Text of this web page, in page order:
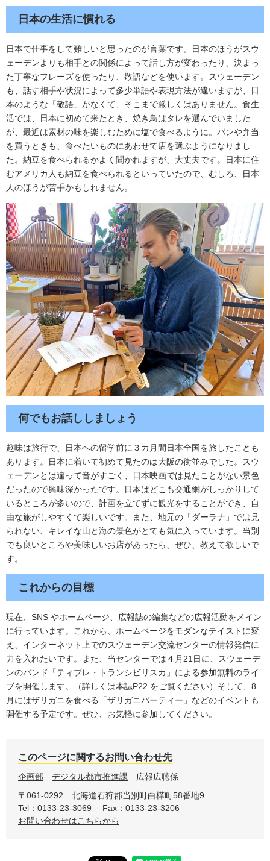
日本の生活に慣れる
日本で仕事をして難しいと思ったのが言葉です。日本のほうがスウ
ェーデンよりも相手との関係によって話し方が変わったり、決まっ
た丁寧なフレーズを使ったり、敬語などを使います。スウェーデン
も、話す相手や状況によって多少単語や表現方法が違いますが、日
本のような「敬語」がなくて、そこまで厳しくはありません。食生
活では、日本に初めて来たとき、焼き鳥はタレを選んでいました
が、最近は素材の味を楽しむために塩で食べるように。パンや弁当
を買うときも、食べたいものにあわせて店を選ぶようになりまし
た。納豆を食べられるかよく聞かれますが、大丈夫です。日本に住
むアメリカ人も納豆を食べられるといっていたので、むしろ、日本
人のほうが苦手かもしれません。
何でもお話ししましょう
​​趣味は旅行で、日本への留学前に３カ月間日本全国を旅したことも
あります。日本に着いて初めて見たのは大阪の街並みでした。スウ
ェーデンとは違って音がすごく、日本映画では見たことがない景色
だったので興味深かったです。日本はどこも交通網がしっかりして
いるところが多いので、計画を立てずに観光をすることができ、自
由な旅がしやすくて楽しいです。また、地元の「ダーラナ」では見
られない、キレイな山と海の景色がとても気に入っています。当別
でも良いところや美味しいお店があったら、ぜひ、教えて欲しいで
す。
これからの目標
現在、SNS やホームページ、広報誌の編集などの広報活動をメイン
に行っています。これから、ホームページをモダンなテイストに変
え、インターネット上でのスウェーデン交流センターの情報発信に
力を入れたいです。また、当センターでは４月21日に、スウェーデ
ンのバンド「ティブレ・トランシビリスカ」による参加無料のライ
ブを開催します。（詳しくは本誌P22 をご覧ください）そして、8
月にはザリガニを食べる「ザリガニパーティー」などのイベントも
開催する予定です。ぜひ、お気軽に参加してください。
このページに関するお問い合わせ先
企画部 デジタル都市推進課
広報広聴係
〒061-0292
北海道石狩郡当別町白樺町58番地9
Tel：0133-23-3069
Fax：0133-23-3206
お問い合わせはこちらから